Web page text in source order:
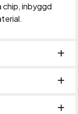
chip, inbyggd